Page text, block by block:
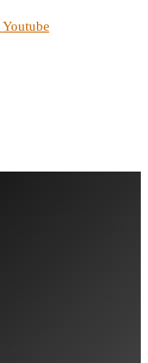
Youtube